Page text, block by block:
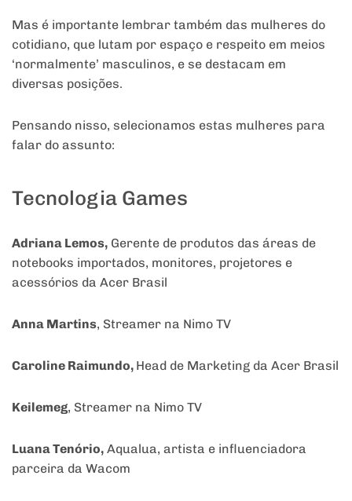
Mas é importante lembrar também das mulheres do
cotidiano, que lutam por espaço e respeito em meios
‘normalmente’ masculinos, e se destacam em
diversas posições.
Pensando nisso, selecionamos estas mulheres para
falar do assunto:
Tecnologia Games
Adriana Lemos, Gerente de produtos das áreas de
notebooks importados, monitores, projetores e
acessórios da Acer Brasil
Anna Martins, Streamer na Nimo TV
Caroline Raimundo, Head de Marketing da Acer Brasil
Keilemeg, Streamer na Nimo TV
Luana Tenório, Aqualua, artista e influenciadora
parceira da Wacom